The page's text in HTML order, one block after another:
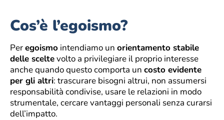
Cos’è l’egoismo?
Peregoismo intendiamo un orientamento stabile
delle sceltevolto a privilegiare il proprio interesse
anche quando questo comporta un costo evidente
per gli altri: trascurare bisogni altrui, non assumersi
responsabilità condivise, usare le relazioni in modo
strumentale, cercare vantaggi personali senza curarsi
dell’impatto.